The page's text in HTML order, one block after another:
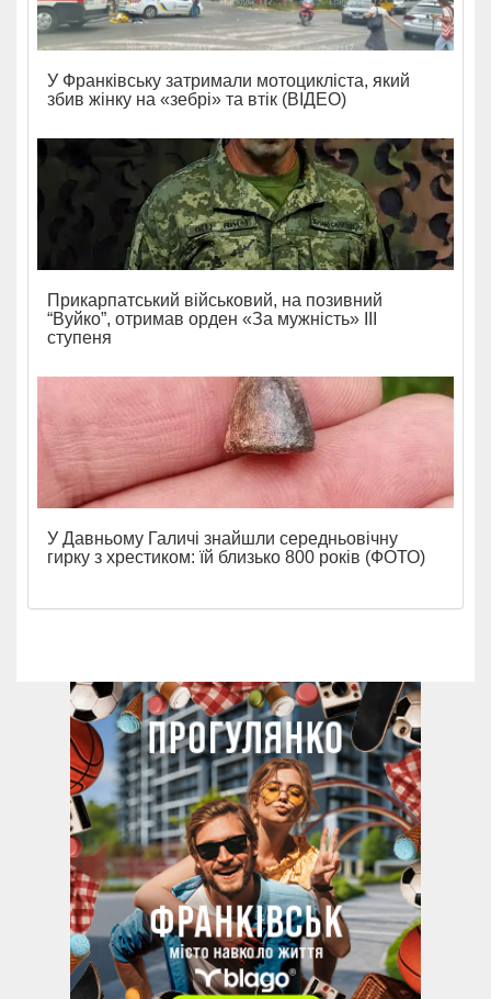
У Франківську затримали мотоцикліста, який
збив жінку на «зебрі» та втік (ВІДЕО)
Прикарпатський військовий, на позивний
“Вуйко”, отримав орден «За мужність» ІІІ
ступеня
У Давньому Галичі знайшли середньовічну
гирку з хрестиком: їй близько 800 років (ФОТО)